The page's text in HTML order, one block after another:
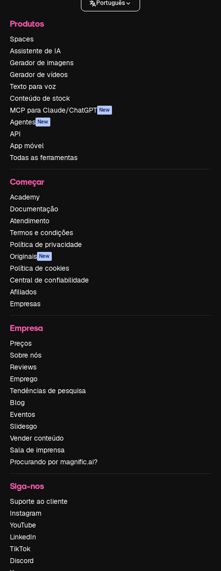
Português
Produtos
Spaces
Assistente de IA
Gerador de imagens
Gerador de vídeos
Texto para voz
Conteúdo de stock
MCP para Claude/ChatGPT New
Agentes New
API
App móvel
Todas as ferramentas
Começar
Academy
Documentação
Atendimento
Termos e condições
Política de privacidade
Originais New
Política de cookies
Central de confiabilidade
Afiliados
Empresas
Empresa
Preços
Sobre nós
Reviews
Emprego
Tendências de pesquisa
Blog
Eventos
Slidesgo
Vender conteúdo
Sala de imprensa
Procurando por magnific.ai?
Siga-nos
Suporte ao cliente
Instagram
YouTube
LinkedIn
TikTok
Discord